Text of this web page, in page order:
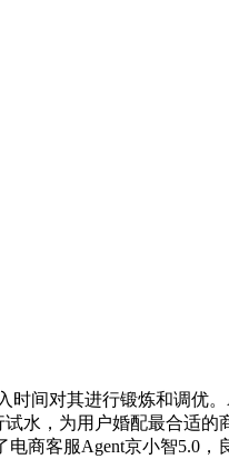
间对其进行锻炼和调优
水，为用户婚配最合适
商客服Agent京小智5.0